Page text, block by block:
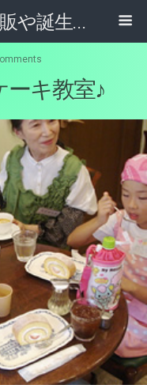
ロールケーキの通販や誕生日ケーキ【ケーキ屋健ちゃん】東大阪市
キ教室♪